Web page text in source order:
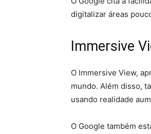
digitalizar áreas
Immersive
O Immersive View,
mundo. Além disso,
usando realidade
O Google também